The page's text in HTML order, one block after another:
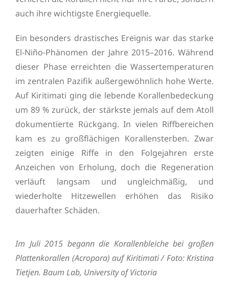
auch ihre wichtigste Energiequelle.
Ein besonders drastisches Ereignis war das starke
El-Niño-Phänomen der Jahre 2015–2016. Während
dieser Phase erreichten die Wassertemperaturen
im zentralen Pazifik außergewöhnlich hohe Werte.
Auf Kiritimati ging die lebende Korallenbedeckung
um 89 % zurück, der stärkste jemals auf dem Atoll
dokumentierte Rückgang. In vielen Riffbereichen
kam es zu großflächigen Korallensterben. Zwar
zeigten einige Riffe in den Folgejahren erste
Anzeichen von Erholung, doch die Regeneration
verläuft langsam und ungleichmäßig, und
wiederholte Hitzewellen erhöhen das Risiko
dauerhafter Schäden.
Im Juli 2015 begann die Korallenbleiche bei großen
Plattenkorallen (Acropora) auf Kiritimati / Foto: Kristina
Tietjen. Baum Lab, University of Victoria